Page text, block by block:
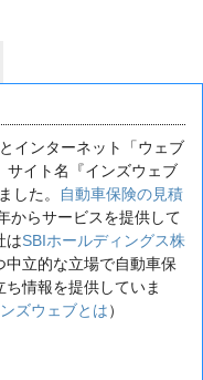
インターネット「ウェブ
サイト名『インズウェブ
した。
自動車保険の見積
からサービスを提供して
はSBIホールディングス株
中立的な立場で自動車保
情報を提供していま
ズウェブとは）